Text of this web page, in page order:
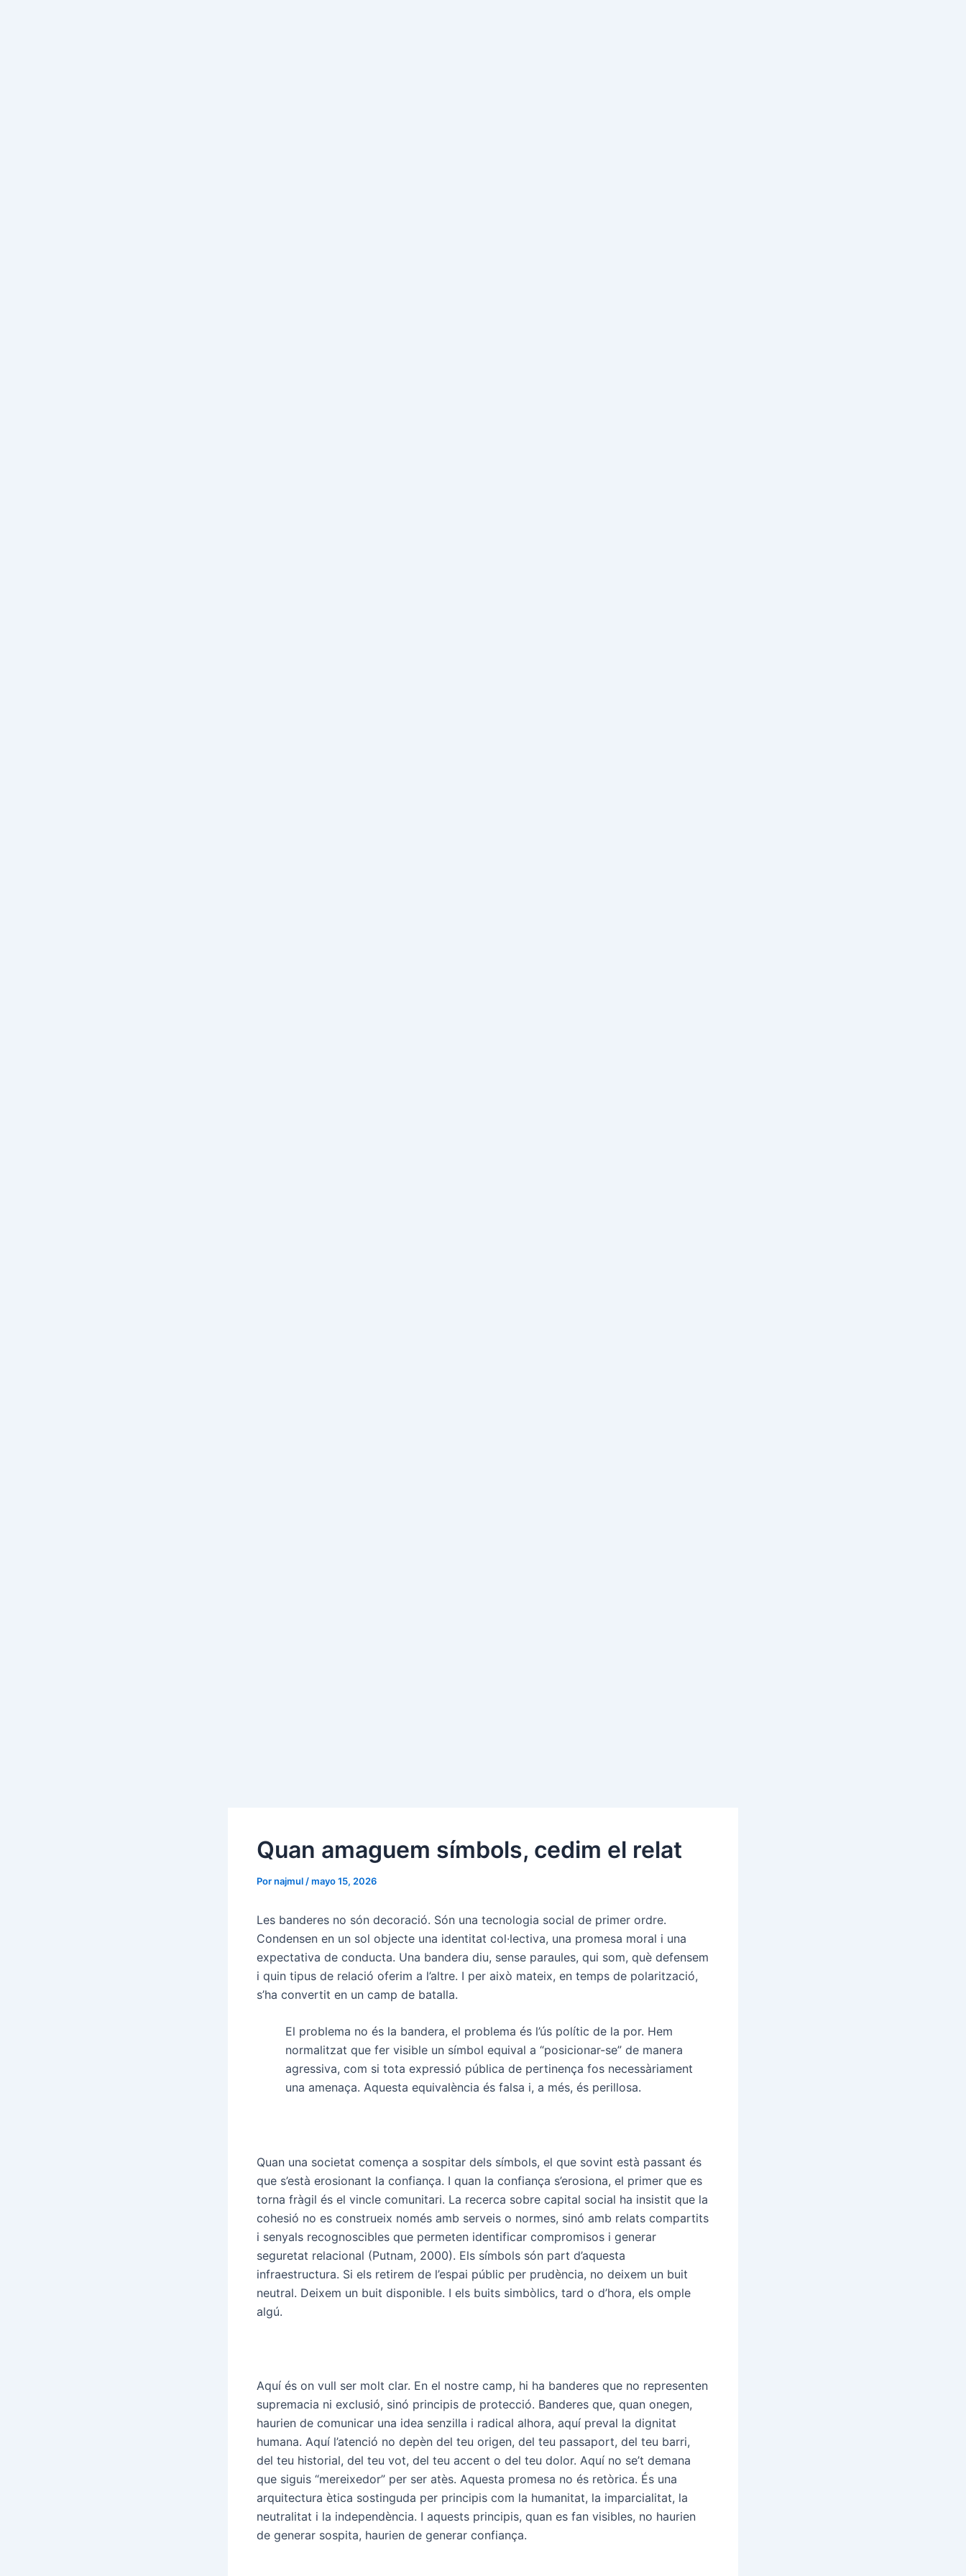
Quan amaguem símbols, cedim el relat
Pornajmul /mayo 15, 2026
Les banderes no són decoració. Són una tecnologia social de primer ordre.
Condensen en un sol objecte una identitat col·lectiva, una promesa moral i una
expectativa de conducta. Una bandera diu, sense paraules, qui som, què defensem
i quin tipus de relació oferim a l’altre. I per això mateix, en temps de polarització,
s’ha convertit en un camp de batalla.
El problema no és la bandera, el problema és l’ús polític de la por. Hem
normalitzat que fer visible un símbol equival a “posicionar-se” de manera
agressiva, com si tota expressió pública de pertinença fos necessàriament
una amenaça. Aquesta equivalència és falsa i, a més, és perillosa.
Quan una societat comença a sospitar dels símbols, el que sovint està passant és
que s’està erosionant la confiança. I quan la confiança s’erosiona, el primer que es
torna fràgil és el vincle comunitari. La recerca sobre capital social ha insistit que la
cohesió no es construeix només amb serveis o normes, sinó amb relats compartits
i senyals recognoscibles que permeten identificar compromisos i generar
seguretat relacional (Putnam, 2000). Els símbols són part d’aquesta
infraestructura. Si els retirem de l’espai públic per prudència, no deixem un buit
neutral. Deixem un buit disponible. I els buits simbòlics, tard o d’hora, els omple
algú.
Aquí és on vull ser molt clar. En el nostre camp, hi ha banderes que no representen
supremacia ni exclusió, sinó principis de protecció. Banderes que, quan onegen,
haurien de comunicar una idea senzilla i radical alhora, aquí preval la dignitat
humana. Aquí l’atenció no depèn del teu origen, del teu passaport, del teu barri,
del teu historial, del teu vot, del teu accent o del teu dolor. Aquí no se’t demana
que siguis “mereixedor” per ser atès. Aquesta promesa no és retòrica. És una
arquitectura ètica sostinguda per principis com la humanitat, la imparcialitat, la
neutralitat i la independència. I aquests principis, quan es fan visibles, no haurien
de generar sospita, haurien de generar confiança.